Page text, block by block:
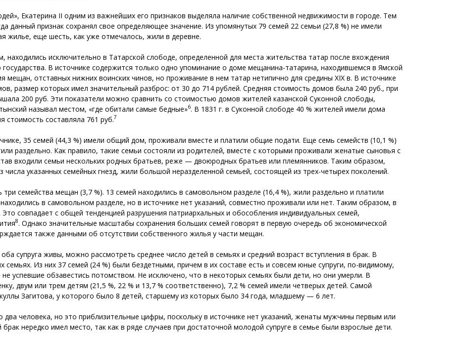
Екатерина II одним из важнейших его признаков выделяла наличие собственной недвижимости в городе. Тем
данный признак сохранял свое определяющее значение. Из упомянутых 79 семей 22 семьи (27,8 %) не имели
жилье, еще шесть, как уже отмечалось, жили в деревне.
исключительно в Татарской слободе, определенной для места жительства татар после вхождения
государства. В источнике содержится только одно упоминание о доме мещанина-татарина, находившемся в Ямской
мещан, отставных нижних воинских чинов, но проживание в нем татар нетипично для средины XIX в. В источнике
размер которых имел значительный разброс: от 30 до 714 рублей. Средняя стоимость домов была 240 руб., при
200 руб. Эти показатели можно сравнить со стоимостью домов жителей казанской Суконной слободы,
называл местом, «где обитали самые бедные»6. В 1831 г. в Суконной слободе 40 % жителей имели дома
стоимость составляла 761 руб.7
35 семей (44,3 %) имели общий дом, проживали вместе и платили общие подати. Еще семь семейств (10,1 %)
раздельно. Как правило, такие семьи состояли из родителей, вместе с которыми проживали женатые сыновья с
входили семьи нескольких родных братьев, реже — двоюродных братьев или племянников. Таким образом,
числа указанных семейных гнезд, жили большой неразделенной семьей, состоящей из трех-четырех поколений.
семейства мещан (3,7 %). 13 семей находились в самовольном разделе (16,4 %), жили раздельно и платили
в самовольном разделе, но в источнике нет указаний, совместно проживали или нет. Таким образом, в
совпадает с общей тенденцией разрушения патриархальных и обособления индивидуальных семей,
8. Однако значительные масштабы сохранения больших семей говорят в первую очередь об экономической
также данными об отсутствии собственного жилья у части мещан.
супруга живы, можно рассмотреть среднее число детей в семьях и средний возраст вступления в брак. В
семьях. Из них 37 семей (24 %) были бездетными, причем в их составе есть и совсем юные супруги, по-видимому,
успевшие обзавестись потомством. Не исключено, что в некоторых семьях были дети, но они умерли. В
двум или трем детям (21,5 %, 22 % и 13,7 % соответственно), 7,2 % семей имели четверых детей. Самой
Загитова, у которого было 8 детей, старшему из которых было 34 года, младшему — 6 лет.
два человека, но это приблизительные цифры, поскольку в источнике нет указаний, женаты мужчины первым или
нередко имел место, так как в ряде случаев при достаточной молодой супруге в семье были взрослые дети.